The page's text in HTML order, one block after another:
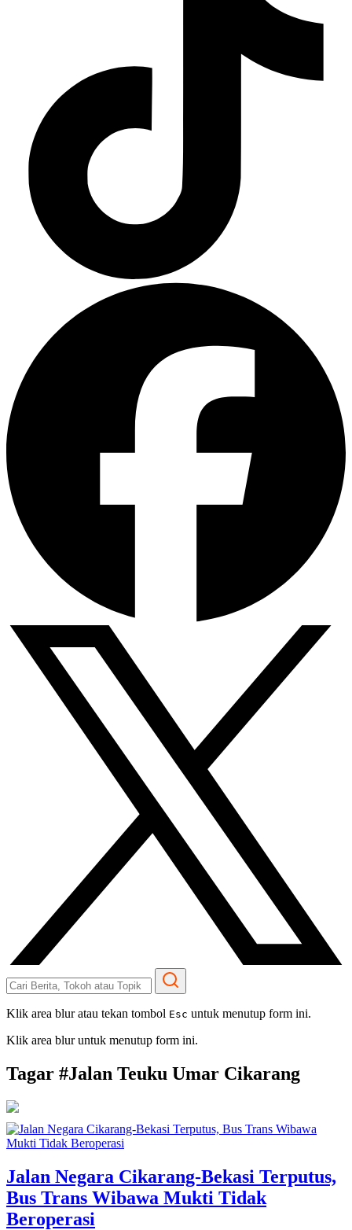
Klik area blur atau tekan tombol Esc untuk menutup form ini.
Klik area blur untuk menutup form ini.
Tagar #Jalan Teuku Umar Cikarang
Jalan Negara Cikarang-Bekasi Terputus,
Bus Trans Wibawa Mukti Tidak
Beroperasi